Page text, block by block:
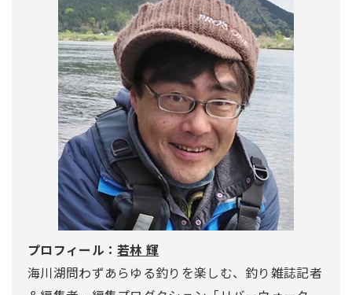
プロフィール：若林 輝
海川湖問わずあらゆる釣りを楽しむ、釣り雑誌記者